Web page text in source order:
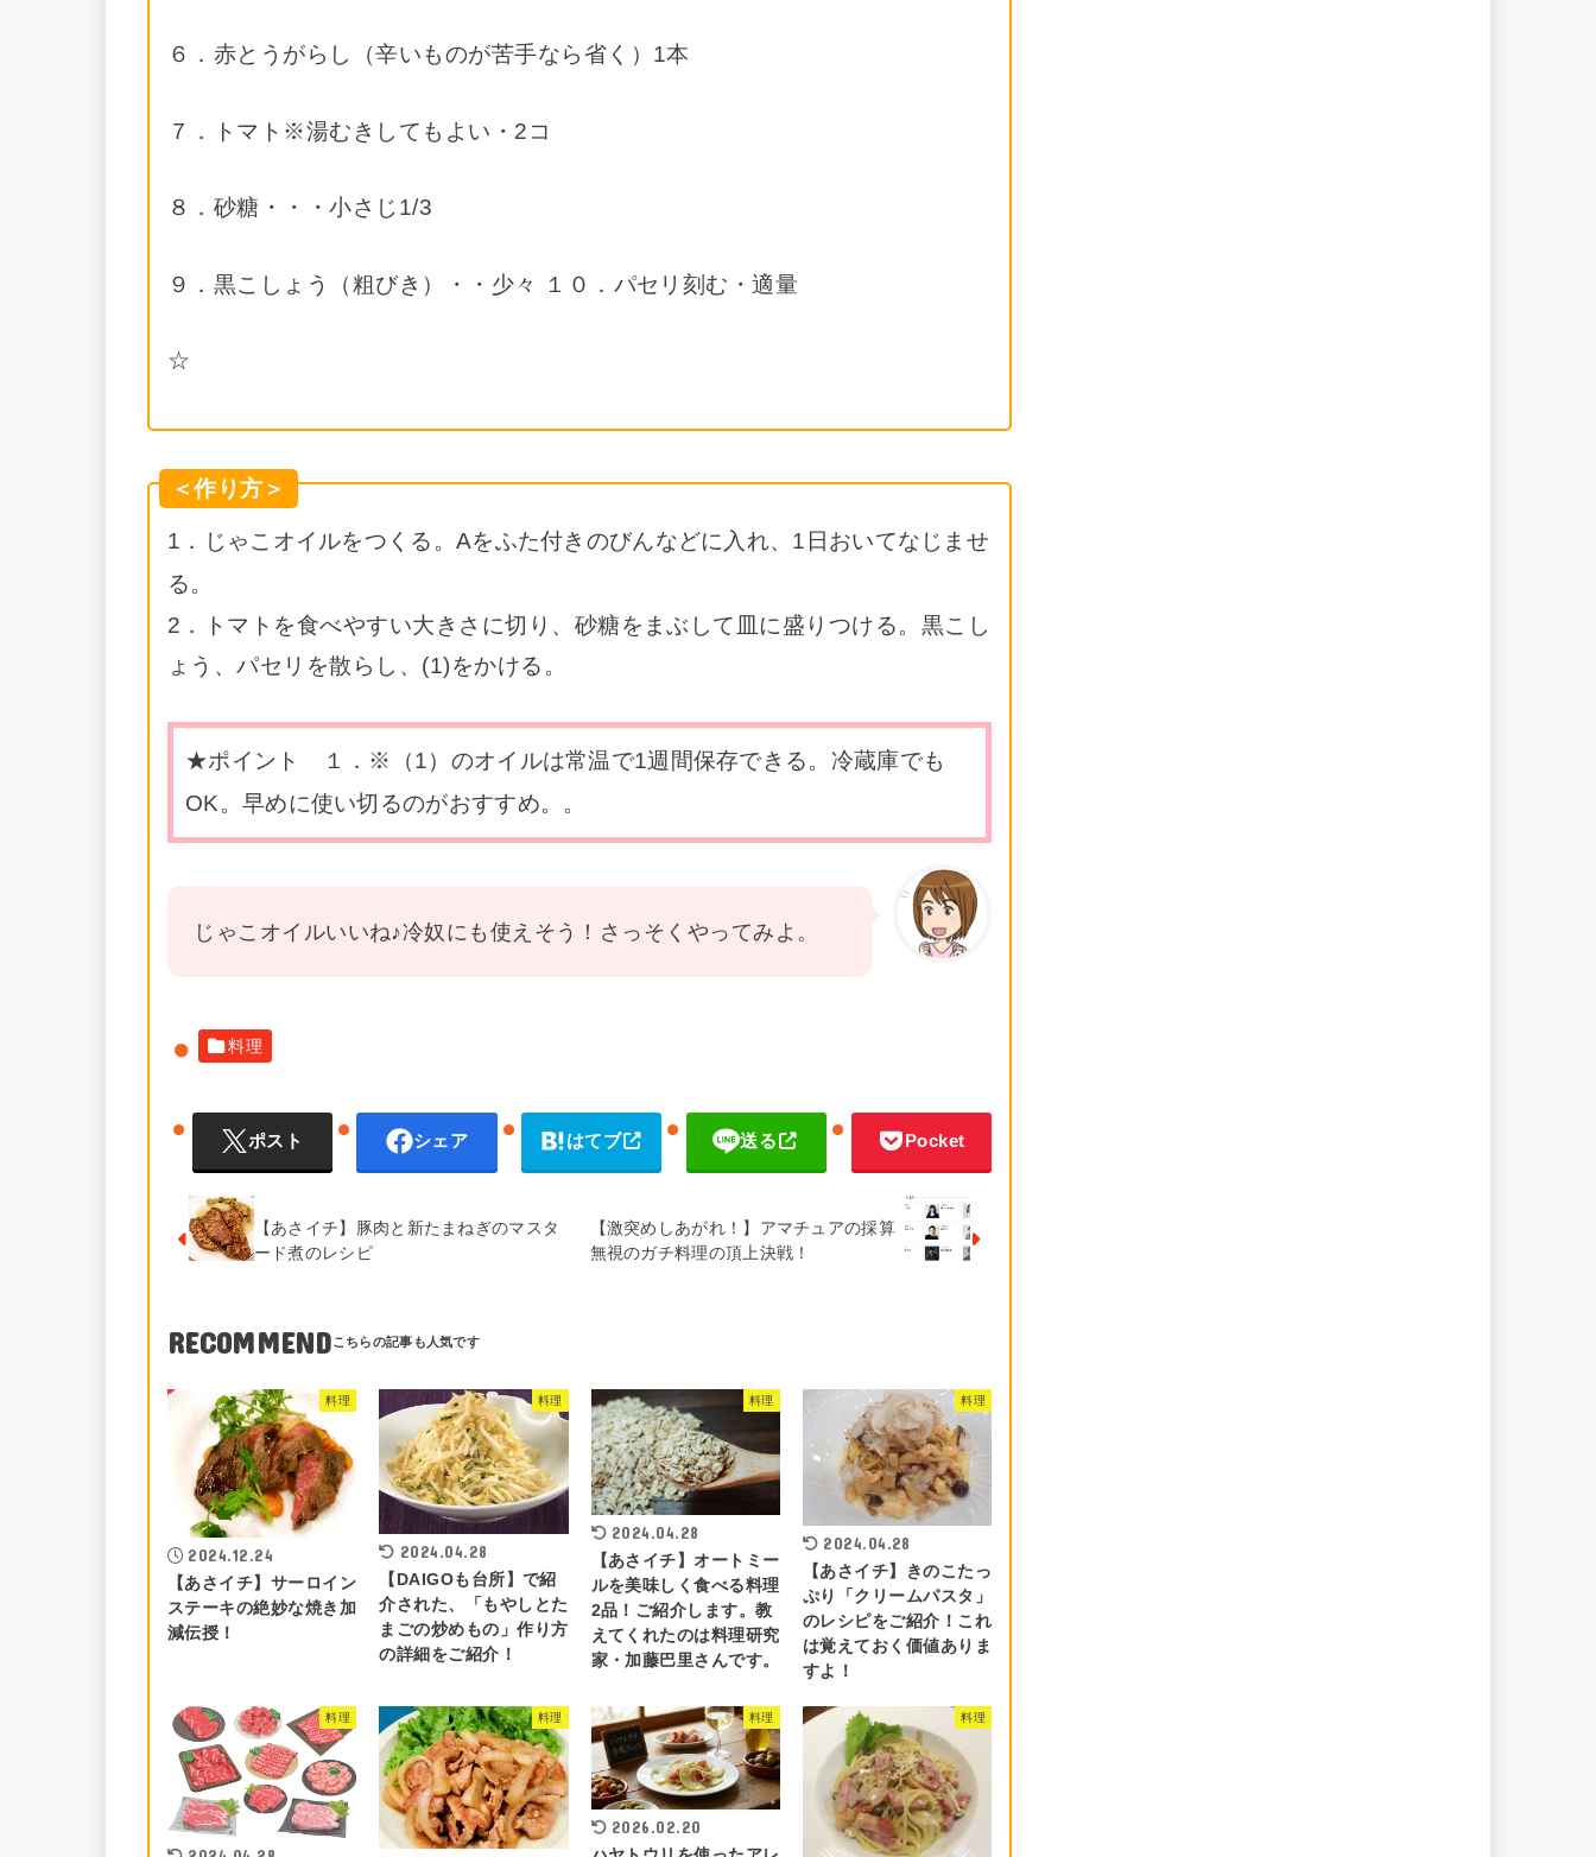
６．赤とうがらし（辛いものが苦手なら省く）1本
７．トマト※湯むきしてもよい・2コ
８．砂糖・・・小さじ1/3
９．黒こしょう（粗びき）・・少々 １０．パセリ刻む・適量
☆
＜作り方＞
1．じゃこオイルをつくる。Aをふた付きのびんなどに入れ、1日おいてなじませ
る。
2．トマトを食べやすい大きさに切り、砂糖をまぶして皿に盛りつける。黒こし
ょう、パセリを散らし、(1)をかける。
★ポイント １．※（1）のオイルは常温で1週間保存できる。冷蔵庫でも
OK。早めに使い切るのがおすすめ。。
じゃこオイルいいね♪冷奴にも使えそう！さっそくやってみよ。
料理
ポスト シェア はてブ 送る Pocket
【あさイチ】豚肉と新たまねぎのマスタ
ード煮のレシピ
【激突めしあがれ！】アマチュアの採算
無視のガチ料理の頂上決戦！
RECOMMEND
料理
2024.12.24
【あさイチ】サーロイン
ステーキの絶妙な焼き加
減伝授！
料理
2024.04.28
【DAIGOも台所】で紹
介された、「もやしとた
まごの炒めもの」作り方
の詳細をご紹介！
料理
2024.04.28
【あさイチ】オートミー
ルを美味しく食べる料理
2品！ご紹介します。教
えてくれたのは料理研究
家・加藤巴里さんです。
料理
2024.04.28
【あさイチ】きのこたっ
ぷり「クリームパスタ」
のレシピをご紹介！これ
は覚えておく価値ありま
すよ！
料理 料理 料理
2026.02.20
料理